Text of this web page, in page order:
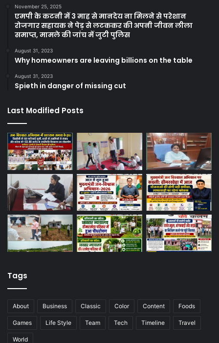
November 25, 2025
एमपी के कटनी में 3 माह से मानदेय ना मिलने से परेशान
रोजगार सहायक ने पेड़ से लटककर की अपनी जीवन लीला
समाप्त, मामले की जांच में जुटी पुलिस
August 31, 2023
Why homeowners are leaving billions on the table
August 31, 2023
Spieth in danger of missing cut
Last Modified Posts
Tags
About Business Classic Color Content Foods
Games Life Style Team Tech Timeline Travel
World